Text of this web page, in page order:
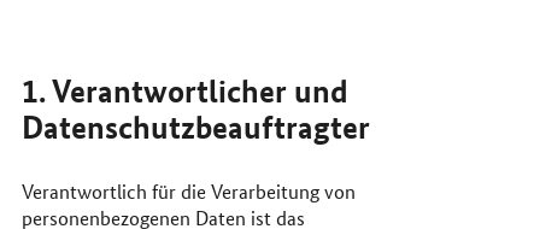
1. Verantwortlicher und
Datenschutzbeauftragter
Verantwortlich für die Verarbeitung von
personenbezogenen Daten ist das